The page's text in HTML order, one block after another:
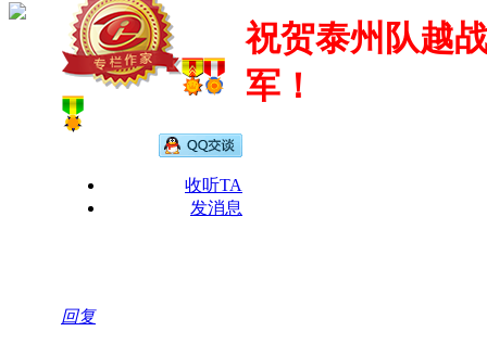
收听TA
发消息
祝贺泰州队越
军！
回复